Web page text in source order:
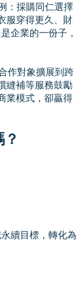
：採購同仁選擇
服穿得更久、財
企業的一份子，
作對象擴展到跨
縫補等服務鼓勵
業模式，卻贏得
續目標，轉化為